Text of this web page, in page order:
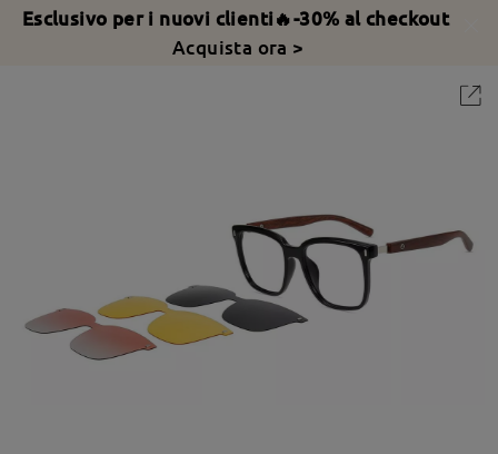
Esclusivo per i nuovi clienti🔥-30% al checkout
Acquista ora >